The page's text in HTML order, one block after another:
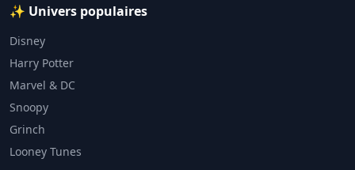
✨ Univers populaires
Disney
Harry Potter
Marvel & DC
Snoopy
Grinch
Looney Tunes